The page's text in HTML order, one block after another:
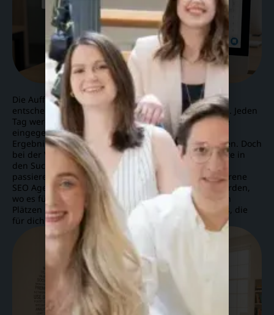
KI generiert
Die Auffindbarkeit deiner Webseite auf Google ist
entscheidend für deinen Erfolg im Online-Marketing. Jeden
Tag werden Milliarden von Suchanfragen auf Google
eingegeben, und für Unternehmen, die in diesen
Ergebnissen auftauchen, bieten sich enorme Chancen. Doch
bei der Vielzahl an Websites, die um die besten Plätze in
den Suchergebnissen konkurrieren, kann es schnell
passieren, dass deine Webseite untergeht. Als erfahrene
SEO Agentur helfen wir dir, genau da sichtbar zu werden,
wo es für dein Unternehmen zählt – an den vorderen
Plätzen der Google-Ergebnisse und für die Keywords, die
für dich am Wichtigsten sind.